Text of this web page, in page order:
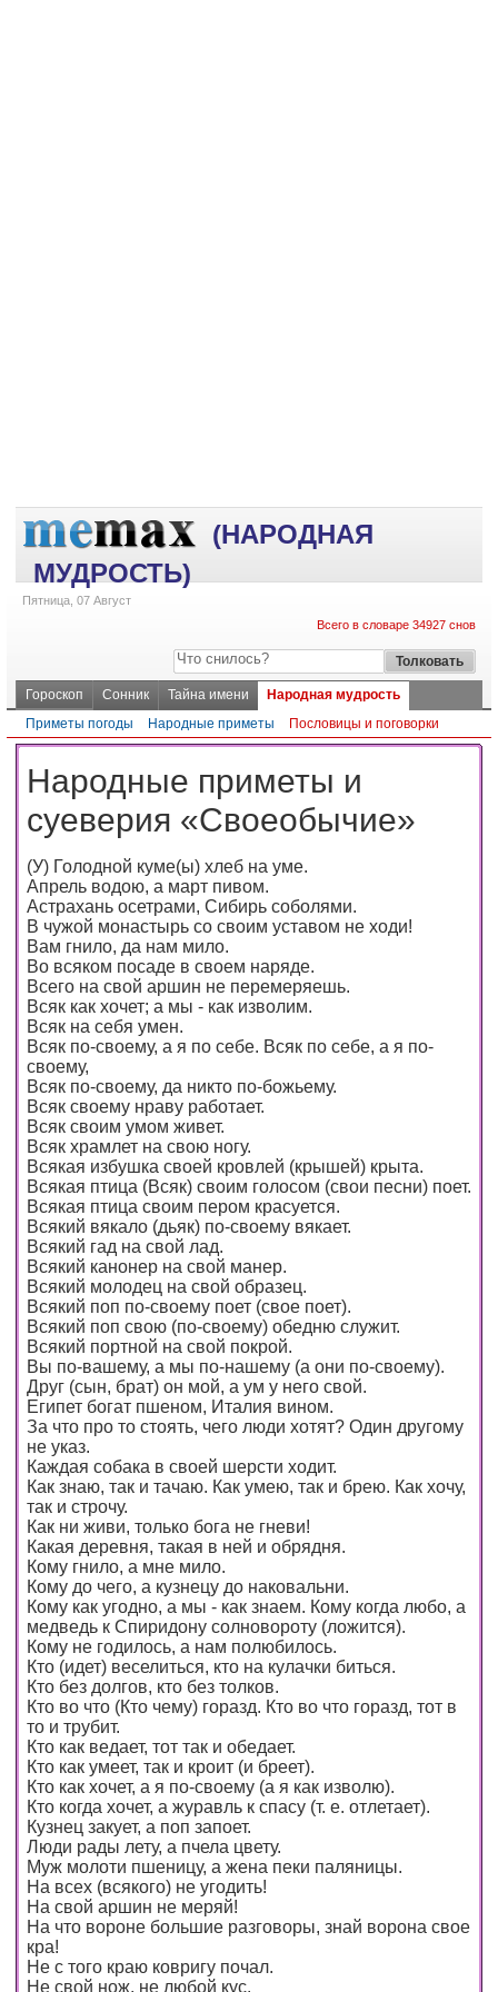
(НАРОДНАЯ
МУДРОСТЬ)
Пятница, 07 Август
Всего в словаре 34927 снов
Гороскоп Сонник Тайна имени
Народная мудрость
Приметы погоды
Народные приметы Пословицы и поговорки
Народные приметы и
суеверия «Своеобычие»
(У) Голодной куме(ы) хлеб на уме.
Апрель водою, а март пивом.
Астрахань осетрами, Сибирь соболями.
В чужой монастырь со своим уставом не ходи!
Вам гнило, да нам мило.
Во всяком посаде в своем наряде.
Всего на свой аршин не перемеряешь.
Всяк как хочет; а мы - как изволим.
Всяк на себя умен.
Всяк по-своему, а я по себе. Всяк по себе, а я по-
своему,
Всяк по-своему, да никто по-божьему.
Всяк своему нраву работает.
Всяк своим умом живет.
Всяк храмлет на свою ногу.
Всякая избушка своей кровлей (крышей) крыта.
Всякая птица (Всяк) своим голосом (свои песни) поет.
Всякая птица своим пером красуется.
Всякий вякало (дьяк) по-своему вякает.
Всякий гад на свой лад.
Всякий канонер на свой манер.
Всякий молодец на свой образец.
Всякий поп по-своему поет (свое поет).
Всякий поп свою (по-своему) обедню служит.
Всякий портной на свой покрой.
Вы по-вашему, а мы по-нашему (а они по-своему).
Друг (сын, брат) он мой, а ум у него свой.
Египет богат пшеном, Италия вином.
За что про то стоять, чего люди хотят? Один другому
не указ.
Каждая собака в своей шерсти ходит.
Как знаю, так и тачаю. Как умею, так и брею. Как хочу,
так и строчу.
Как ни живи, только бога не гневи!
Какая деревня, такая в ней и обрядня.
Кому гнило, а мне мило.
Кому до чего, а кузнецу до наковальни.
Кому как угодно, а мы - как знаем. Кому когда любо, а
медведь к Спиридону солновороту (ложится).
Кому не годилось, а нам полюбилось.
Кто (идет) веселиться, кто на кулачки биться.
Кто без долгов, кто без толков.
Кто во что (Кто чему) горазд. Кто во что горазд, тот в
то и трубит.
Кто как ведает, тот так и обедает.
Кто как умеет, так и кроит (и бреет).
Кто как хочет, а я по-своему (а я как изволю).
Кто когда хочет, а журавль к спасу (т. е. отлетает).
Кузнец закует, а поп запоет.
Люди рады лету, а пчела цвету.
Муж молоти пшеницу, а жена пеки паляницы.
На всех (всякого) не угодить!
На свой аршин не меряй!
На что вороне большие разговоры, знай ворона свое
кра!
Не с того краю ковригу почал.
Не свой нож, не любой кус.